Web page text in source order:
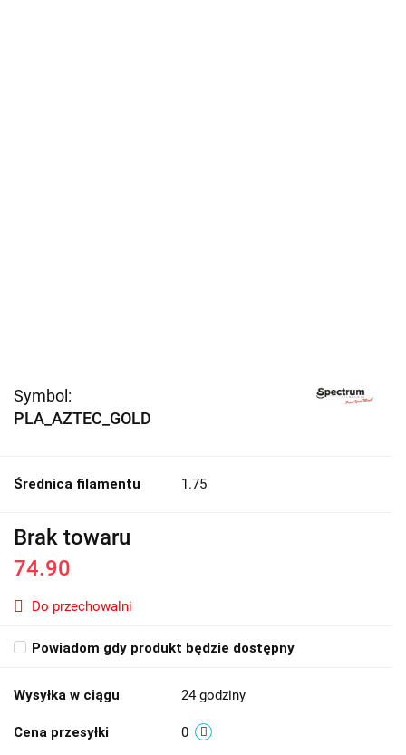
Symbol:
PLA_AZTEC_GOLD
Średnica filamentu 1.75
Brak towaru
74.90
Do przechowalni
Powiadom gdy produkt będzie dostępny
Wysyłka w ciągu 24 godziny
Cena przesyłki 0